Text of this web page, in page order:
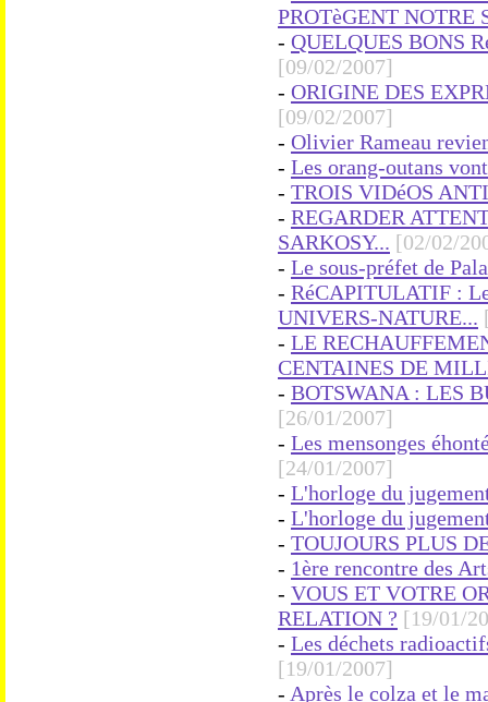
PROTèGENT NOTRE
- QUELQUES BONS
[09/02/2007]
- ORIGINE DES
[09/02/2007]
- Olivier Rameau
- Les orang-outans
- TROIS VIDéOS
- REGARDER
SARKOSY... [02/02/
- Le sous-préfet de
- RéCAPITULATIF :
UNIVERS-NATURE...
- LE
CENTAINES DE
- BOTSWANA : LES
[26/01/2007]
- Les mensonges
[24/01/2007]
- L'horloge du
- L'horloge du
- TOUJOURS PLUS
- 1ère rencontre des
- VOUS ET VOTRE
RELATION ? [19/01/
- Les déchets
[19/01/2007]
- Après le colza et le